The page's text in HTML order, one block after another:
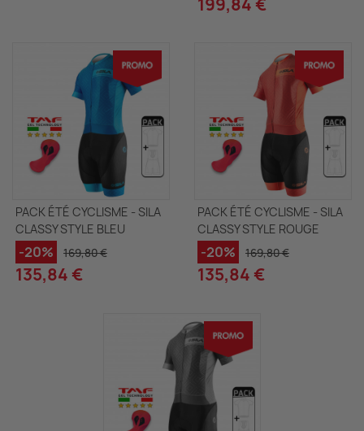
199,84 €
PACK ÉTÉ CYCLISME - SILA
CLASSY STYLE BLEU
-20% 169,80 €
135,84 €
PACK ÉTÉ CYCLISME - SILA
CLASSY STYLE ROUGE
-20% 169,80 €
135,84 €